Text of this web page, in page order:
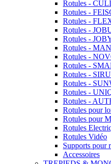
Rotules -
Rotules -
Rotules -
Rotules -
Rotules -
Rotules -
Rotules -
Rotules -
Rotules -
Rotules -
Rotules -
Rotules -
Rotules pour
Rotules pour
Rotules
Rotules Vidéo
Supports pour
Accessoires